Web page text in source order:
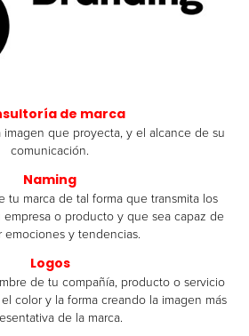
de marca
imagen que proyecta, y el alcance de su
comunicación.
Naming
tu marca de tal forma que transmita los
o producto y que sea capaz de
emociones y tendencias.
Logos
de tu compañía, producto o servicio
color y la forma creando la imagen más
de la marca.